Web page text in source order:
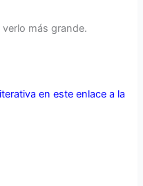
verlo más grande.
en este enlace a la